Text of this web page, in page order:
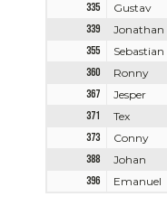
335
Gustav
339
Jonathan
355
Sebastian
360
Ronny
367
Jesper
371
Tex
373
Conny
388
Johan
396
Emanuel